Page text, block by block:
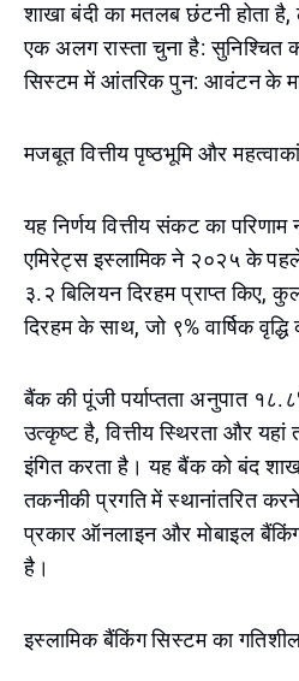
शाखा बंदी का मतलब छंटनी होता
एक अलग रास्ता चुना है: सुनिश्चित
सिस्टम में आंतरिक पुन: आवंटन के
मजबूत वित्तीय पृष्ठभूमि और
यह निर्णय वित्तीय संकट का
एमिरेट्स इस्लामिक ने २०२५ के पहले
३.२ बिलियन दिरहम प्राप्त किए,
दिरहम के साथ, जो ९% वार्षिक
बैंक की पूंजी पर्याप्तता अनुपात
उत्कृष्ट है, वित्तीय स्थिरता और
इंगित करता है। यह बैंक को बंद
तकनीकी प्रगति में स्थानांतरित
प्रकार ऑनलाइन और मोबाइल
है।
इस्लामिक बैंकिंग सिस्टम का